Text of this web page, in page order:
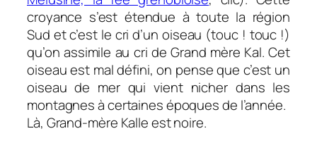
croyance s’est étendue à toute la région
Sud et c’est le cri d’un oiseau (touc ! touc !)
qu’on assimile au cri de Grand mère Kal. Cet
oiseau est mal défini, on pense que c’est un
oiseau de mer qui vient nicher dans les
montagnes à certaines époques de l’année.
Là, Grand-mère Kalle est noire.